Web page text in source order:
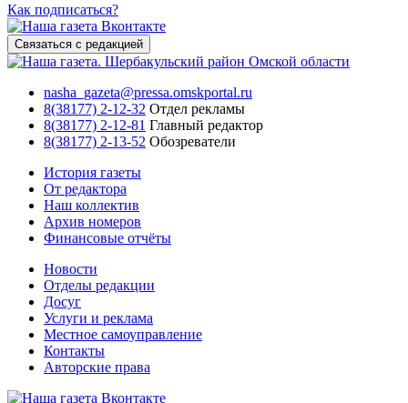
Как подписаться?
Связаться с редакцией
nasha_gazeta@pressa.omskportal.ru
8(38177) 2-12-32 Отдел рекламы
8(38177) 2-12-81 Главный редактор
8(38177) 2-13-52 Обозреватели
История газеты
От редактора
Наш коллектив
Архив номеров
Финансовые отчёты
Новости
Отделы редакции
Досуг
Услуги и реклама
Местное самоуправление
Контакты
Авторские права